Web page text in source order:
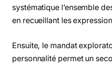
systématique l’ensemble
en recueillant les
Ensuite, le mandat
personnalité permet un